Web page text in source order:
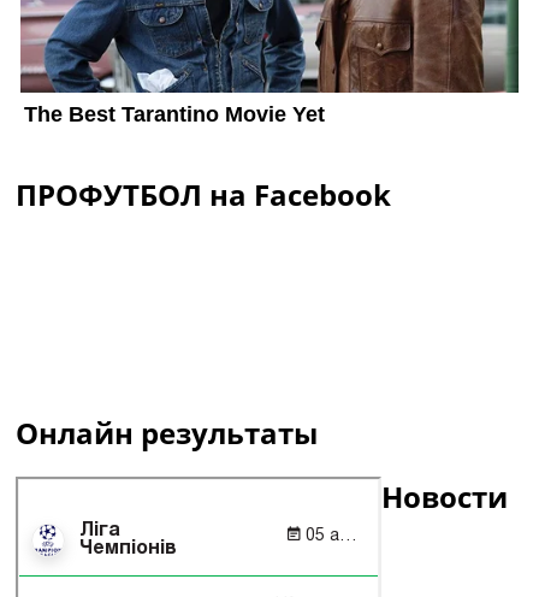
ПРОФУТБОЛ на Facebook
Онлайн результаты
Новости